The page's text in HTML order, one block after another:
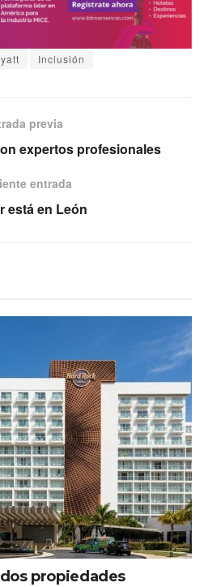
Inclusión
previa
expertos profesionales
entrada
está en León
propiedades